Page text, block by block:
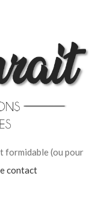
formidable (ou pour
contact